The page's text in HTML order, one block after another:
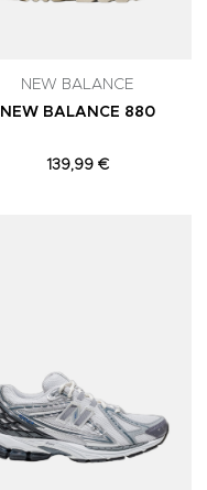
NEW BALANCE
NEW BALANCE 880
139,99 €